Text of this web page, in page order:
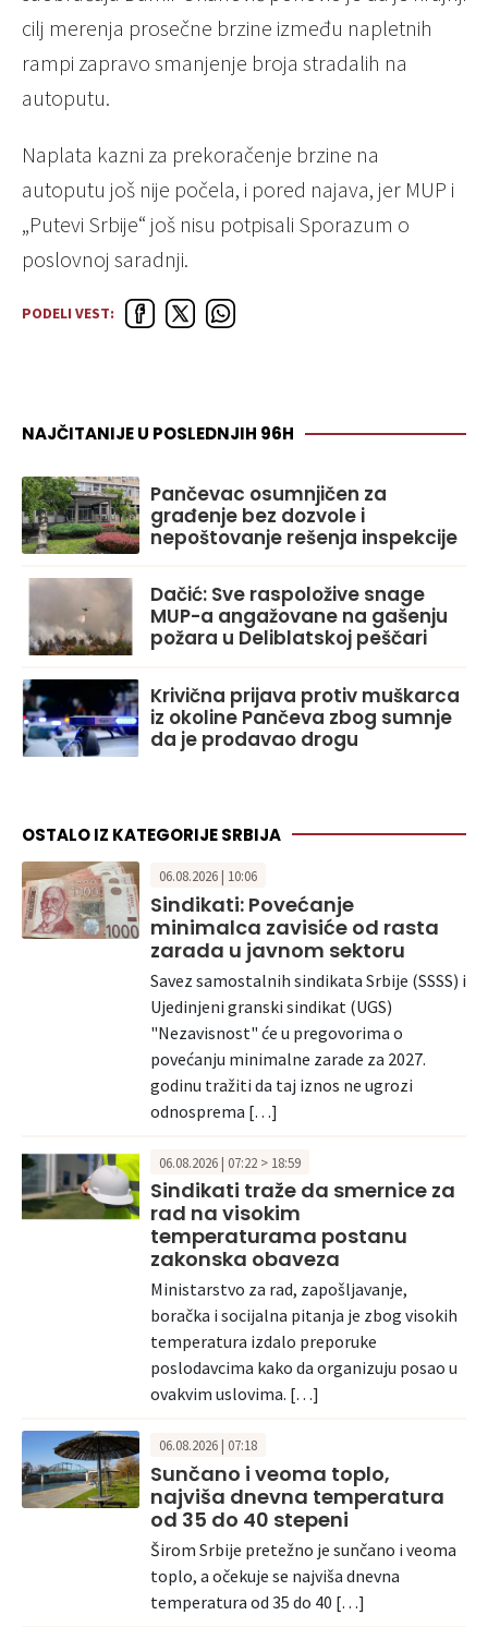
cilj merenja prosečne brzine između napletnih
rampi zapravo smanjenje broja stradalih na
autoputu.
Naplata kazni za prekoračenje brzine na
autoputu još nije počela, i pored najava, jer MUP i
„Putevi Srbije“ još nisu potpisali Sporazum o
poslovnoj saradnji.
PODELI VEST:
NAJČITANIJE U POSLEDNJIH 96H
Pančevac osumnjičen za
građenje bez dozvole i
nepoštovanje rešenja inspekcije
Dačić: Sve raspoložive snage
MUP-a angažovane na gašenju
požara u Deliblatskoj peščari
Krivična prijava protiv muškarca
iz okoline Pančeva zbog sumnje
da je prodavao drogu
OSTALO IZ KATEGORIJE SRBIJA
06.08.2026 | 10:06
Sindikati: Povećanje
minimalca zavisiće od rasta
zarada u javnom sektoru
Savez samostalnih sindikata Srbije (SSSS) i
Ujedinjeni granski sindikat (UGS)
"Nezavisnost" će u pregovorima o
povećanju minimalne zarade za 2027.
godinu tražiti da taj iznos ne ugrozi
odnosprema […]
06.08.2026 | 07:22 > 18:59
Sindikati traže da smernice za
rad na visokim
temperaturama postanu
zakonska obaveza
Ministarstvo za rad, zapošljavanje,
boračka i socijalna pitanja je zbog visokih
temperatura izdalo preporuke
poslodavcima kako da organizuju posao u
ovakvim uslovima. […]
06.08.2026 | 07:18
Sunčano i veoma toplo,
najviša dnevna temperatura
od 35 do 40 stepeni
Širom Srbije pretežno je sunčano i veoma
toplo, a očekuje se najviša dnevna
temperatura od 35 do 40 […]